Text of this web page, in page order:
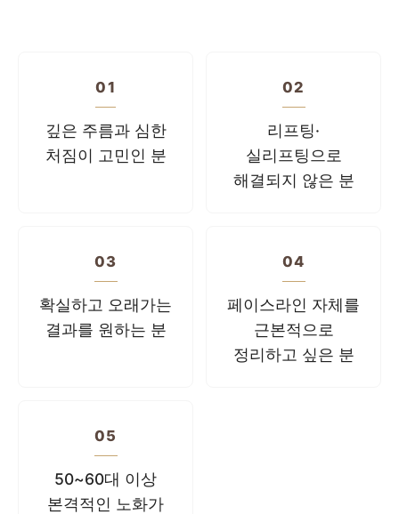
01
깊은 주름과 심한
처짐이 고민인 분
02
리프팅·
실리프팅으로
해결되지 않은 분
03
확실하고 오래가는
결과를 원하는 분
04
페이스라인 자체를
근본적으로
정리하고 싶은 분
05
50~60대 이상
본격적인 노화가